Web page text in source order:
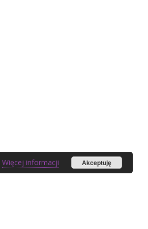
Więcej informacji Akceptuję